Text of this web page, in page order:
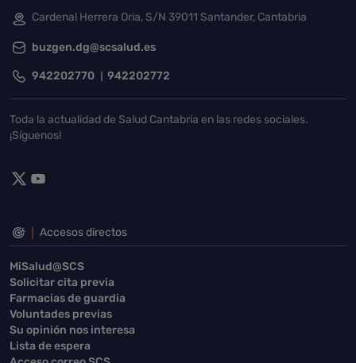
Cardenal Herrera Oria, S/N 39011 Santander, Cantabria
buzgen.dg@scsalud.es
942202770 942202772
Toda la actualidad de Salud Cantabria en las redes sociales.
¡Síguenos!
Accesos directos
MiSalud@SCS
Solicitar cita previa
Farmacias de guardia
Voluntades previas
Su opinión nos interesa
Lista de espera